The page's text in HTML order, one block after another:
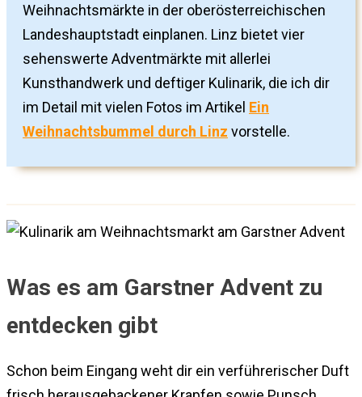
Weihnachtsmärkte in der oberösterreichischen
Landeshauptstadt einplanen. Linz bietet vier
sehenswerte Adventmärkte mit allerlei
Kunsthandwerk und deftiger Kulinarik, die ich dir
im Detail mit vielen Fotos im Artikel Ein
Weihnachtsbummel durch Linz vorstelle.
Was es am Garstner Advent zu
entdecken gibt
Schon beim Eingang weht dir ein verführerischer Duft